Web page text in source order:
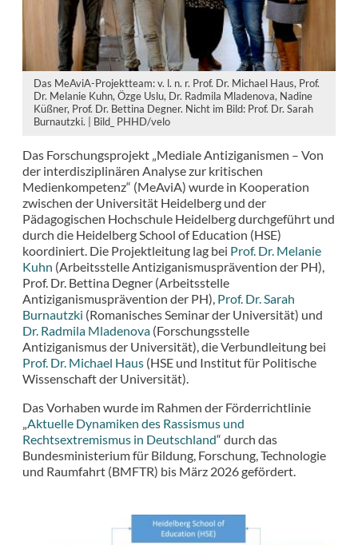
Das MeAviA-Projektteam: v. l. n. r. Prof. Dr. Michael Haus, Prof.
Dr. Melanie Kuhn, Özge Uslu, Dr. Radmila Mladenova, Nadine
Küßner, Prof. Dr. Bettina Degner. Nicht im Bild: Prof. Dr. Sarah
Burnautzki. | Bild_ PHHD/velo
Das Forschungsprojekt „Mediale Antiziganismen – Von
der interdisziplinären Analyse zur kritischen
Medienkompetenz“ (MeAviA) wurde in Kooperation
zwischen der Universität Heidelberg und der
Pädagogischen Hochschule Heidelberg durchgeführt und
durch die Heidelberg School of Education (HSE)
koordiniert. Die Projektleitung lag bei Prof. Dr. Melanie
Kuhn (Arbeitsstelle Antiziganismusprävention der PH),
Prof. Dr. Bettina Degner (Arbeitsstelle
Antiziganismusprävention der PH), Prof. Dr. Sarah
Burnautzki (Romanisches Seminar der Universität) und
Dr. Radmila Mladenova (Forschungsstelle
Antiziganismus der Universität), die Verbundleitung bei
Prof. Dr. Michael Haus (HSE und Institut für Politische
Wissenschaft der Universität).
Das Vorhaben wurde im Rahmen der Förderrichtlinie
„Aktuelle Dynamiken des Rassismus und
Rechtsextremismus in Deutschland“ durch das
Bundesministerium für Bildung, Forschung, Technologie
und Raumfahrt (BMFTR) bis März 2026 gefördert.